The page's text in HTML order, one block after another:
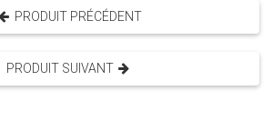
PRODUIT PRÉCÉDENT
PRODUIT SUIVANT